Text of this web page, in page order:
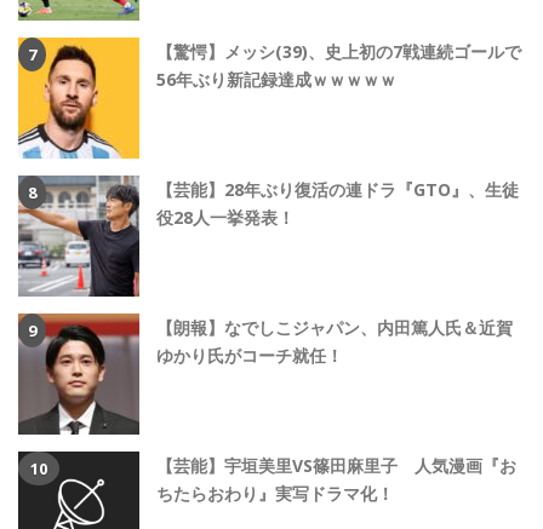
【驚愕】メッシ(39)、史上初の7戦連続ゴールで
56年ぶり新記録達成ｗｗｗｗｗ
【芸能】28年ぶり復活の連ドラ『GTO』、生徒
役28人一挙発表！
【朗報】なでしこジャパン、内田篤人氏＆近賀
ゆかり氏がコーチ就任！
【芸能】宇垣美里VS篠田麻里子 人気漫画『お
ちたらおわり』実写ドラマ化！